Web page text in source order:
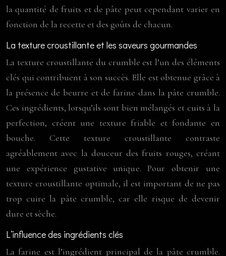
la quantité de fruits et de pâte peut cependant varier en
fonction de la recette et des goûts de chacun.
La texture croustillante et les saveurs gourmandes
La texture croustillante du crumble est l’un des éléments
clés qui contribuent à son succès. Elle est obtenue grâce à
la présence de beurre et de farine dans la pâte crumble.
Ces ingrédients, lorsqu’ils sont bien mélangés et cuits à la
perfection, créent une texture friable et fondante en
bouche. Cette texture croustillante contraste
agréablement avec la douceur des fruits rouges, créant
une expérience gustative unique. Pour obtenir une
texture croustillante optimale, il est important de ne pas
trop cuire la pâte crumble, car elle risque de devenir
dure et sèche.
L’influence des ingrédients clés
La farine est l’ingrédient principal de la pâte crumble.